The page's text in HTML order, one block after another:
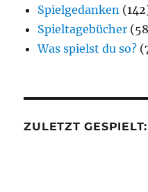
Spielgedanken
Spieltagebücher
Was spielst du so?
ZULETZT GESPIELT: